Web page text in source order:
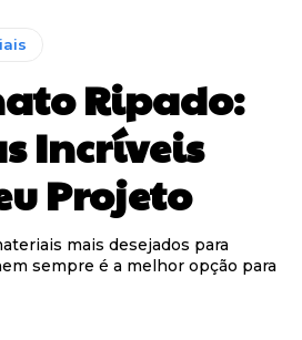
Ripado:
Incríveis
Projeto
mais desejados para
sempre é a melhor opção para